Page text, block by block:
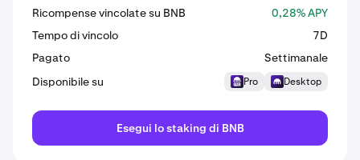
Ricompense vincolate su BNB
0,28% APY
Tempo di vincolo
7D
Pagato
Settimanale
Disponibile su
Pro Desktop
Esegui lo staking di BNB